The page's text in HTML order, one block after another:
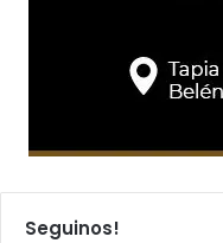
Seguinos!